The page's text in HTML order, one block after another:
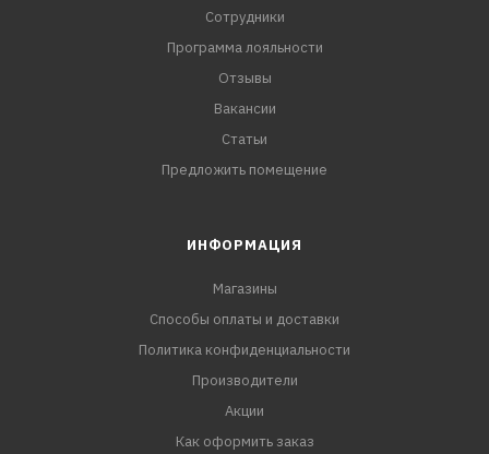
Сотрудники
Программа лояльности
Отзывы
Вакансии
Статьи
Предложить помещение
ИНФОРМАЦИЯ
Магазины
Способы оплаты и доставки
Политика конфиденциальности
Производители
Акции
Как оформить заказ